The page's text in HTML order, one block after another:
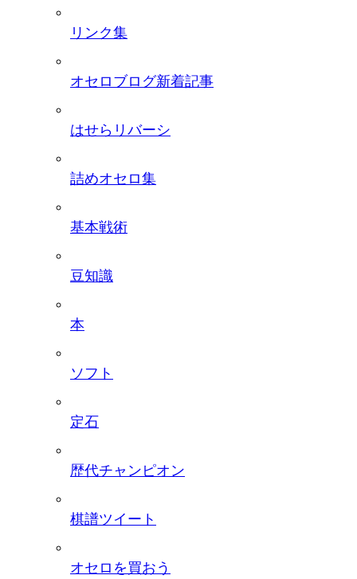
リンク集
オセロブログ新着記事
はせらリバーシ
詰めオセロ集
基本戦術
豆知識
本
ソフト
定石
歴代チャンピオン
棋譜ツイート
オセロを買おう